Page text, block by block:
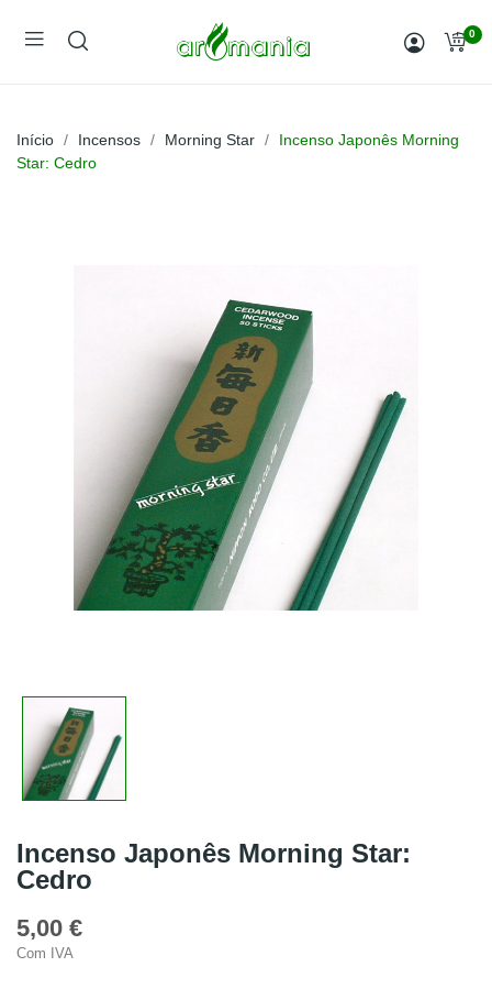
0
Início Incensos Morning Star
Incenso Japonês Morning
Star: Cedro
Incenso Japonês Morning Star:
Cedro
5,00 €
Com IVA